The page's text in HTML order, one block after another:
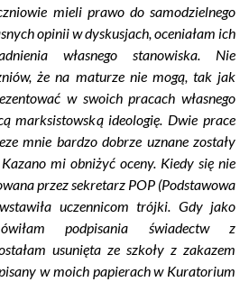
mieli prawo do samodzielnego
opinii w dyskusjach, oceniałam ich
własnego stanowiska. Nie
że na maturze nie mogą, tak jak
w swoich pracach własnego
marksistowską ideologię. Dwie prace
mnie bardzo dobrze uznane zostały
mi obniżyć oceny. Kiedy się nie
przez sekretarz POP (Podstawowa
uczennicom trójki. Gdy jako
podpisania świadectw z
usunięta ze szkoły z zakazem
w moich papierach w Kuratorium